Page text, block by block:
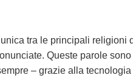
tra le principali religioni
Queste parole
– grazie alla